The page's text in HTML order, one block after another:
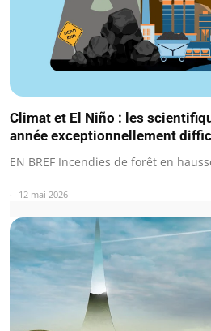
Climat et El Niño : les
année exceptionnellement
EN BREF Incendies de forêt en
12 mai 2026